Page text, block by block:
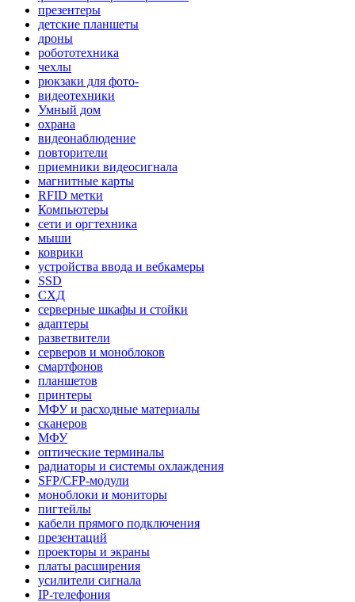
презентеры
детские планшеты
дроны
робототехника
чехлы
рюкзаки для фото-
видеотехники
Умный дом
охрана
видеонаблюдение
повторители
приемники видеосигнала
магнитные карты
RFID метки
Компьютеры
сети и оргтехника
мыши
коврики
устройства ввода и вебкамеры
SSD
СХД
серверные шкафы и стойки
адаптеры
разветвители
серверов и моноблоков
смартфонов
планшетов
принтеры
МФУ и расходные материалы
сканеров
МФУ
оптические терминалы
радиаторы и системы охлаждения
SFP/CFP-модули
моноблоки и мониторы
пигтейлы
кабели прямого подключения
презентаций
проекторы и экраны
платы расширения
усилители сигнала
IP-телефония